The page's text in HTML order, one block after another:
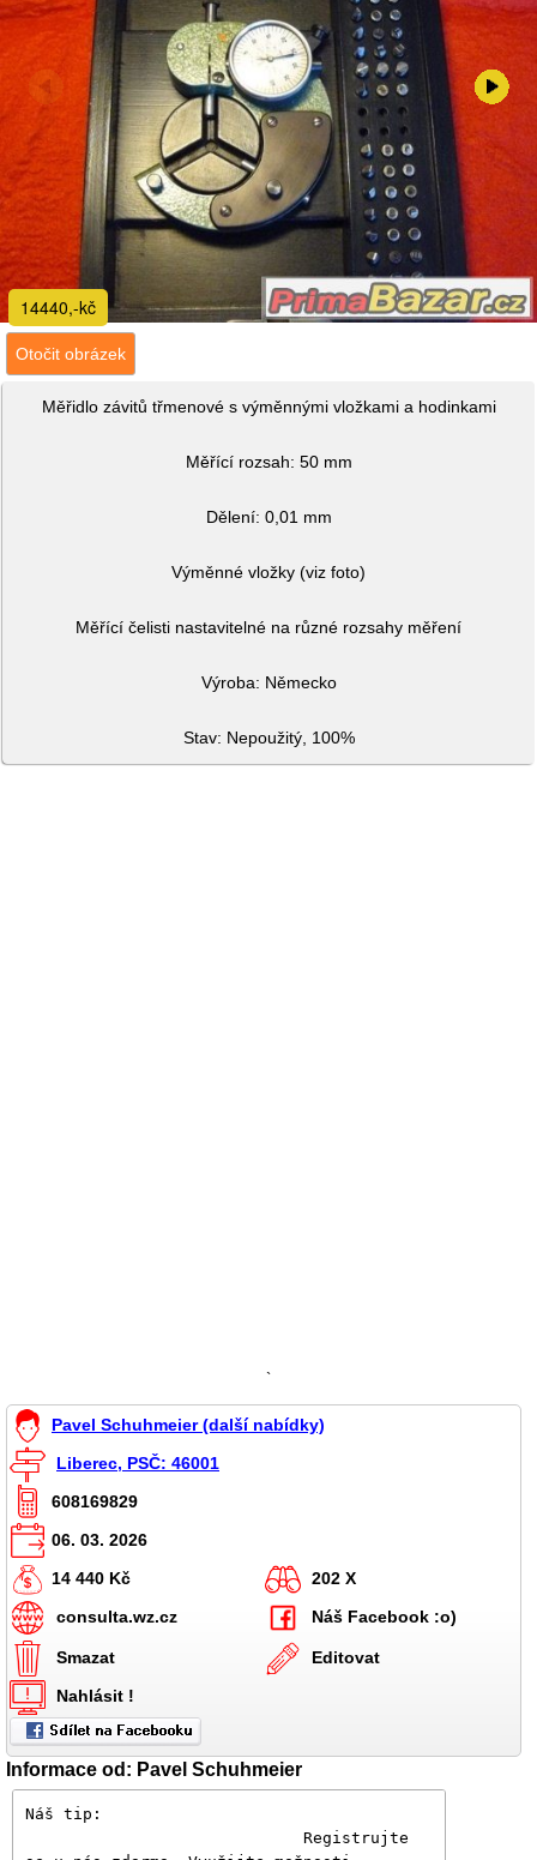
14440,-kč
Otočit obrázek
Měřidlo závitů třmenové s výměnnými vložkami a hodinkami
Měřící rozsah: 50 mm
Dělení: 0,01 mm
Výměnné vložky (viz foto)
Měřící čelisti nastavitelné na různé rozsahy měření
Výroba: Německo
Stav: Nepoužitý, 100%
`
Pavel Schuhmeier (další nabídky)
Liberec, PSČ: 46001
608169829
06. 03. 2026
14 440 Kč
202 X
consulta.wz.cz
Náš Facebook :o)
Smazat
Editovat
Nahlásit !
Informace od: Pavel Schuhmeier